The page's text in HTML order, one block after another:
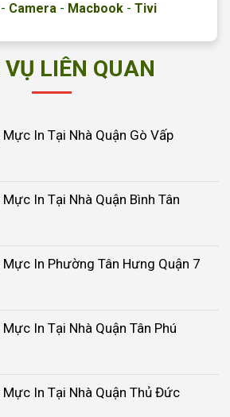
- Camera - Macbook - Tivi
VỤ LIÊN QUAN
Mực In Tại Nhà Quận Gò Vấp
Mực In Tại Nhà Quận Bình Tân
Mực In Phường Tân Hưng Quận 7
Mực In Tại Nhà Quận Tân Phú
Mực In Tại Nhà Quận Thủ Đức